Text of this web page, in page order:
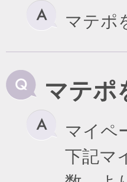
マテポ
マテポ
マイペ
下記マ